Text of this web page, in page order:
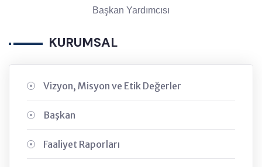
Başkan Yardımcısı
KURUMSAL
Vizyon, Misyon ve Etik Değerler
Başkan
Faaliyet Raporları